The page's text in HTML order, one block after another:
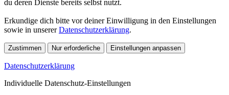
du deren Dienste bereits selbst nutzt.
Erkundige dich bitte vor deiner Einwilligung in den Einstellungen
sowie in unsererDatenschutzerklärung.
Zustimmen Nur erforderliche Einstellungen anpassen
Datenschutzerklärung
Individuelle Datenschutz-Einstellungen